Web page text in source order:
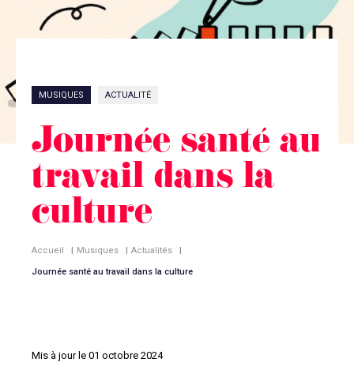
MUSIQUES ACTUALITÉ
Journée santé au
travail dans la
culture
Accueil | Musiques | Actualités |
Journée santé au travail dans la culture
Mis à jour le 01 octobre 2024